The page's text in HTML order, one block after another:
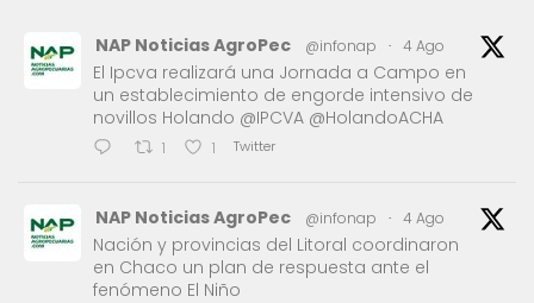
NAP Noticias AgroPec @infonap · 4 Ago
El Ipcva realizará una Jornada a Campo en
un establecimiento de engorde intensivo de
novillos Holando @IPCVA @HolandoACHA
1 1 Twitter
NAP Noticias AgroPec @infonap · 4 Ago
Nación y provincias del Litoral coordinaron
en Chaco un plan de respuesta ante el
fenómeno El Niño